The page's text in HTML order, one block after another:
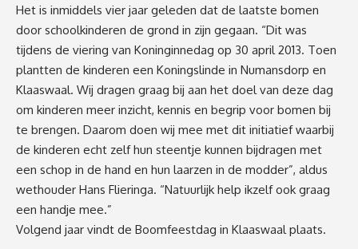
Het is inmiddels vier jaar geleden dat de laatste bomen
door schoolkinderen de grond in zijn gegaan. “Dit was
tijdens de viering van Koninginnedag op 30 april 2013. Toen
plantten de kinderen een Koningslinde in Numansdorp en
Klaaswaal. Wij dragen graag bij aan het doel van deze dag
om kinderen meer inzicht, kennis en begrip voor bomen bij
te brengen. Daarom doen wij mee met dit initiatief waarbij
de kinderen echt zelf hun steentje kunnen bijdragen met
een schop in de hand en hun laarzen in de modder”, aldus
wethouder Hans Flieringa. “Natuurlijk help ikzelf ook graag
een handje mee.”
Volgend jaar vindt de Boomfeestdag in Klaaswaal plaats.